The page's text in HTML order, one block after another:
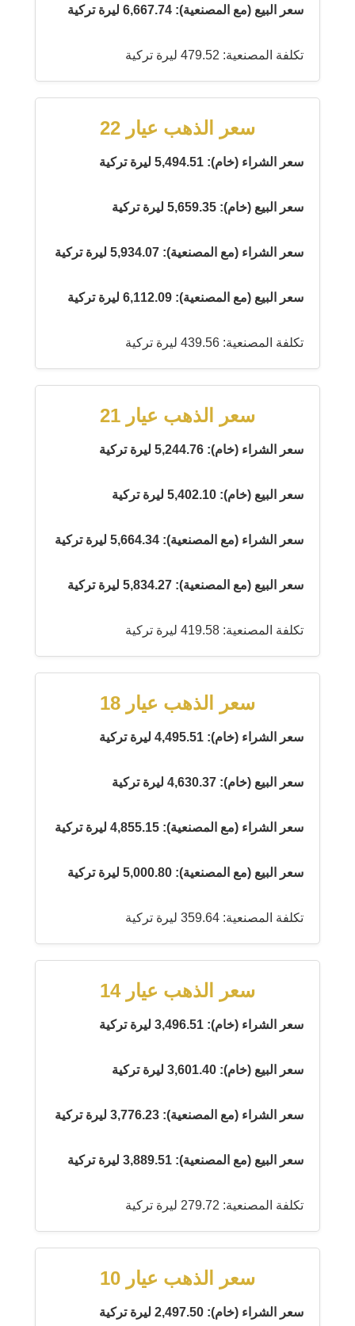
سعر البيع (مع المصنعية): 6,667.74 ليرة تركية
تكلفة المصنعية: 479.52 ليرة تركية
سعر الذهب عيار 22
سعر الشراء (خام): 5,494.51 ليرة تركية
سعر البيع (خام): 5,659.35 ليرة تركية
سعر الشراء (مع المصنعية): 5,934.07 ليرة تركية
سعر البيع (مع المصنعية): 6,112.09 ليرة تركية
تكلفة المصنعية: 439.56 ليرة تركية
سعر الذهب عيار 21
سعر الشراء (خام): 5,244.76 ليرة تركية
سعر البيع (خام): 5,402.10 ليرة تركية
سعر الشراء (مع المصنعية): 5,664.34 ليرة تركية
سعر البيع (مع المصنعية): 5,834.27 ليرة تركية
تكلفة المصنعية: 419.58 ليرة تركية
سعر الذهب عيار 18
سعر الشراء (خام): 4,495.51 ليرة تركية
سعر البيع (خام): 4,630.37 ليرة تركية
سعر الشراء (مع المصنعية): 4,855.15 ليرة تركية
سعر البيع (مع المصنعية): 5,000.80 ليرة تركية
تكلفة المصنعية: 359.64 ليرة تركية
سعر الذهب عيار 14
سعر الشراء (خام): 3,496.51 ليرة تركية
سعر البيع (خام): 3,601.40 ليرة تركية
سعر الشراء (مع المصنعية): 3,776.23 ليرة تركية
سعر البيع (مع المصنعية): 3,889.51 ليرة تركية
تكلفة المصنعية: 279.72 ليرة تركية
سعر الذهب عيار 10
سعر الشراء (خام): 2,497.50 ليرة تركية